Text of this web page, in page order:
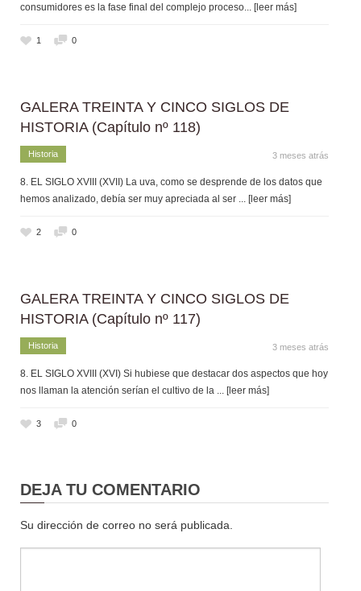
consumidores es la fase final del complejo proceso... [leer más]
1 0
GALERA TREINTA Y CINCO SIGLOS DE
HISTORIA (Capítulo nº 118)
Historia 3 meses atrás
8. EL SIGLO XVIII (XVII) La uva, como se desprende de los datos que
hemos analizado, debía ser muy apreciada al ser ... [leer más]
2 0
GALERA TREINTA Y CINCO SIGLOS DE
HISTORIA (Capítulo nº 117)
Historia 3 meses atrás
8. EL SIGLO XVIII (XVI) Si hubiese que destacar dos aspectos que hoy
nos llaman la atención serían el cultivo de la ... [leer más]
3 0
DEJA TU COMENTARIO
Su dirección de correo no será publicada.